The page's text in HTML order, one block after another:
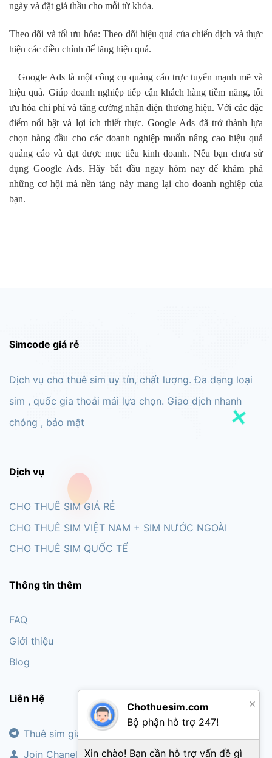
ngày và đặt giá thầu cho mỗi từ khóa.
Theo dõi và tối ưu hóa: Theo dõi hiệu quả của chiến dịch và thực
hiện các điều chỉnh để tăng hiệu quả.
Google Ads là một công cụ quảng cáo trực tuyến mạnh mẽ và
hiệu quả. Giúp doanh nghiệp tiếp cận khách hàng tiềm năng, tối
ưu hóa chi phí và tăng cường nhận diện thương hiệu. Với các đặc
điểm nổi bật và lợi ích thiết thực. Google Ads đã trở thành lựa
chọn hàng đầu cho các doanh nghiệp muốn nâng cao hiệu quả
quảng cáo và đạt được mục tiêu kinh doanh. Nếu bạn chưa sử
dụng Google Ads. Hãy bắt đầu ngay hôm nay để khám phá
những cơ hội mà nền tảng này mang lại cho doanh nghiệp của
bạn.
Simcode giá rẻ
Dịch vụ cho thuê sim uy tín, chất lượng. Đa dạng loại
sim , quốc gia thoải mái lựa chọn. Giao dịch nhanh
chóng , bảo mật
Dịch vụ
CHO THUÊ SIM GIÁ RẺ
CHO THUÊ SIM VIỆT NAM + SIM NƯỚC NGOÀI
CHO THUÊ SIM QUỐC TẾ
Thông tin thêm
FAQ
Giới thiệu
Blog
Liên Hệ
Thuê sim giá rẻ
Join Chanel
Chothuesim.com
Bộ phận hỗ trợ 247!
×
Xin chào! Bạn cần hỗ trợ vấn đề gì